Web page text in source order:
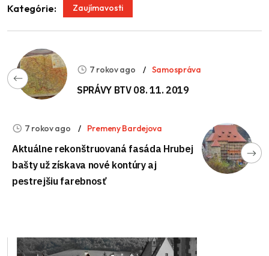
Kategórie: Zaujímavosti
7 rokov ago Samospráva
SPRÁVY BTV 08. 11. 2019
7 rokov ago Premeny Bardejova
Aktuálne rekonštruovaná fasáda Hrubej
bašty už získava nové kontúry aj
pestrejšiu farebnosť